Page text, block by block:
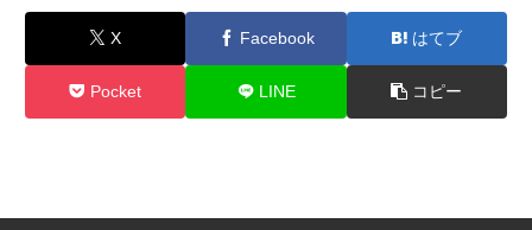
X Facebook はてブ
Pocket LINE コピー